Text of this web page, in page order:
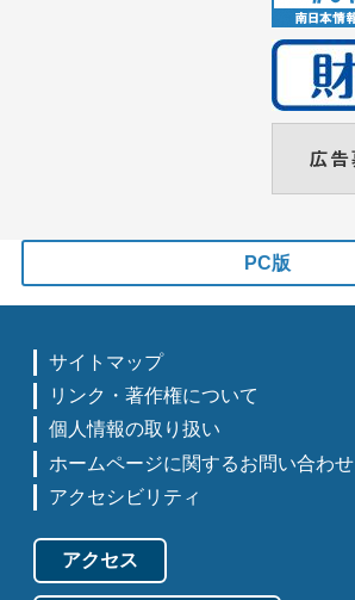
PC版
サイトマップ
リンク・著作権について
個人情報の取り扱い
ホームページに関するお問い合わせ
アクセシビリティ
アクセス